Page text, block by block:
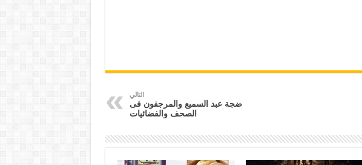
التالي
ضجة عبد السميع والمرجفون فى
الصحف والفضائيات